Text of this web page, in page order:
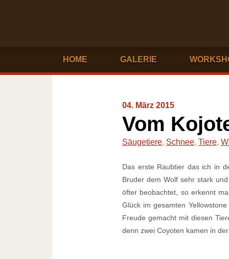
HOME GALERIE
04. März 2015
Vom
Säugetiere, Schnee, Tiere,
Das erste Raubtier das ich in
Bruder dem Wolf sehr stark
öfter beobachtet, so erkennt
Glück im gesamten
Freude gemacht mit diesen
denn zwei Coyoten kamen in